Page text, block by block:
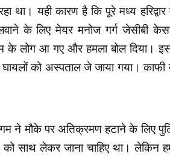
था। यही कारण है कि पूरे मध्य
वाने के लिए मेयर मनोज गर्ग जेसीबी
के लोग आ गए और हमला बोल दिया।
को अस्पताल जे जाया गया। काफी
ने मौके पर अतिक्रमण हटाने के लिए
साथ लेकर जाना चाहिए था। लेकिन